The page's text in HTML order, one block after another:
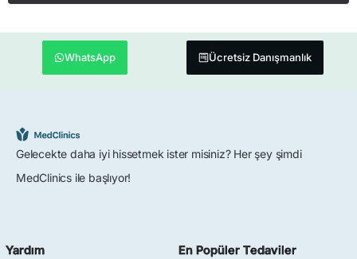
WhatsApp Ücretsiz Danışmanlık
Gelecekte daha iyi hissetmek ister misiniz? Her şey şimdi
MedClinics ile başlıyor!
Yardım En Popüler Tedaviler